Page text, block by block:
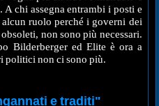
chi assegna entrambi i posti e
ruolo perché i governi dei
non sono più necessari.
Bilderberger ed Elite è ora a
politici non ci sono più.
e traditi"